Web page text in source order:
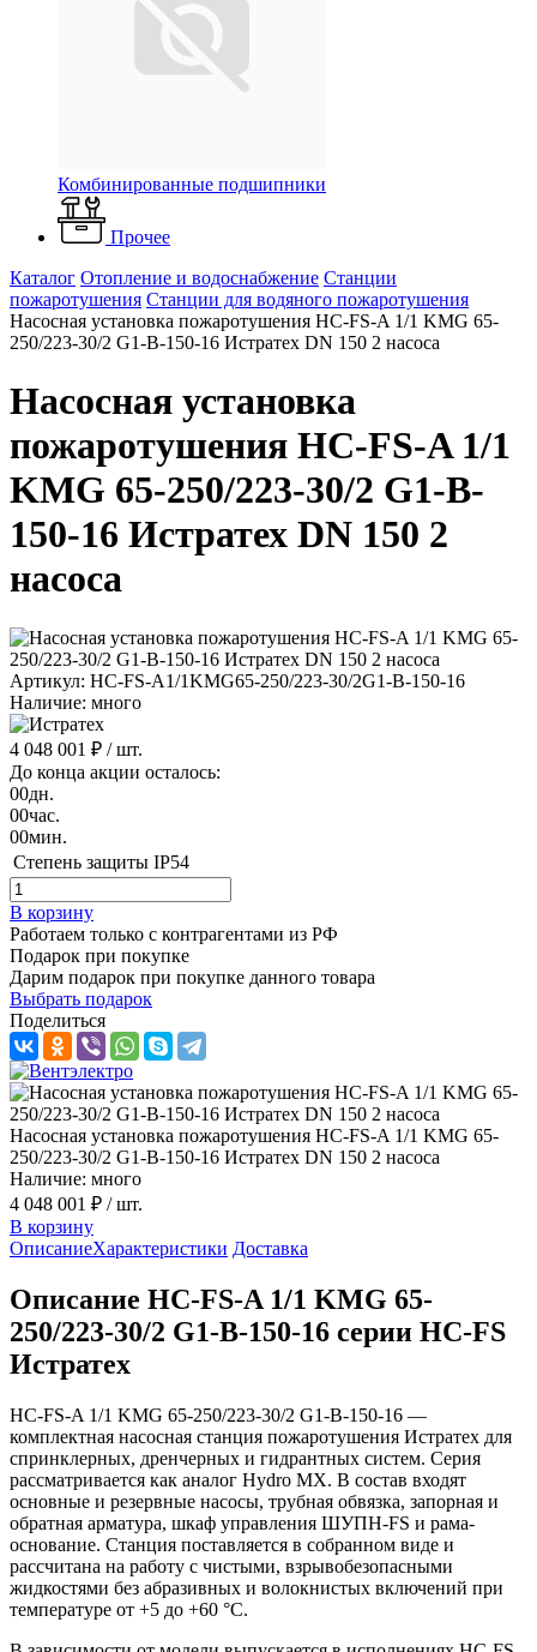
Комбинированные подшипники
Прочее
Каталог Отопление и водоснабжение Станции
пожаротушения Станции для водяного пожаротушения
Насосная установка пожаротушения HC-FS-A 1/1 KMG 65-
250/223-30/2 G1-B-150-16 Истратех DN 150 2 насоса
Насосная установка
пожаротушения HC-FS-A 1/1
KMG 65-250/223-30/2 G1-B-
150-16 Истратех DN 150 2
насоса
Артикул: HC-FS-A1/1KMG65-250/223-30/2G1-B-150-16
Наличие: много
4 048 001 ₽ / шт.
До конца акции осталось:
00дн.
00час.
00мин.
Степень защиты IP54
В корзину
Работаем только с контрагентами из РФ
Подарок при покупке
Дарим подарок при покупке данного товара
Выбрать подарок
Поделиться
Насосная установка пожаротушения HC-FS-A 1/1 KMG 65-
250/223-30/2 G1-B-150-16 Истратех DN 150 2 насоса
Наличие: много
4 048 001 ₽ / шт.
В корзину
ОписаниеХарактеристики Доставка
Описание HC-FS-A 1/1 KMG 65-
250/223-30/2 G1-B-150-16 серии HC-FS
Истратех
HC-FS-A 1/1 KMG 65-250/223-30/2 G1-B-150-16 —
комплектная насосная станция пожаротушения Истратех для
спринклерных, дренчерных и гидрантных систем. Серия
рассматривается как аналог Hydro MX. В состав входят
основные и резервные насосы, трубная обвязка, запорная и
обратная арматура, шкаф управления ШУПН-FS и рама-
основание. Станция поставляется в собранном виде и
рассчитана на работу с чистыми, взрывобезопасными
жидкостями без абразивных и волокнистых включений при
температуре от +5 до +60 °С.